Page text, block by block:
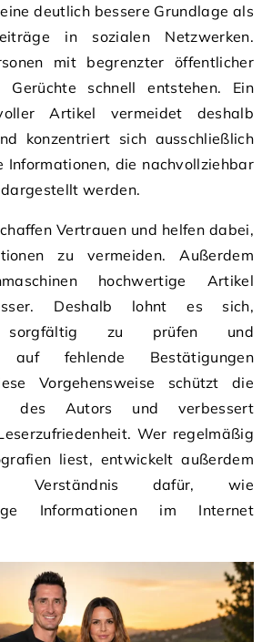
deutlich bessere Grundlage als
in sozialen Netzwerken.
mit begrenzter öffentlicher
Gerüchte schnell entstehen. Ein
Artikel vermeidet deshalb
konzentriert sich ausschließlich
Informationen, die nachvollziehbar
werden.
Vertrauen und helfen dabei,
zu vermeiden. Außerdem
hochwertige Artikel
Deshalb lohnt es sich,
sorgfältig zu prüfen und
auf fehlende Bestätigungen
Vorgehensweise schützt die
des Autors und verbessert
Wer regelmäßig
liest, entwickelt außerdem
Verständnis dafür, wie
Informationen im Internet